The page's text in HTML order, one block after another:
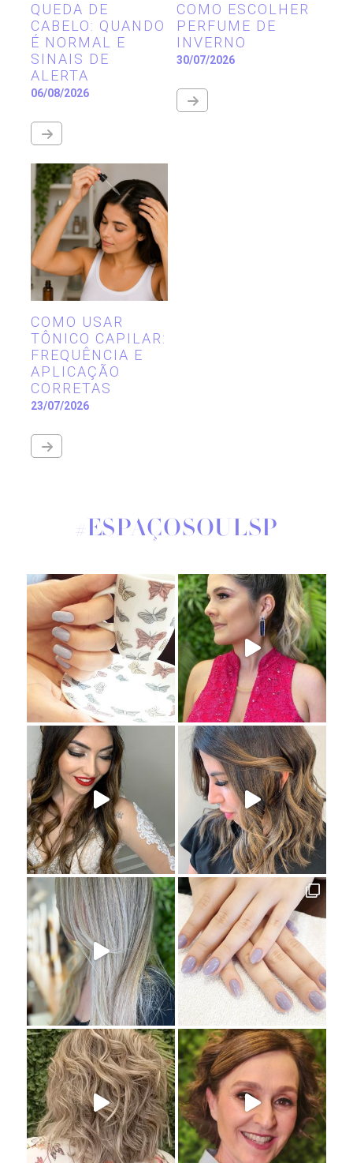
QUEDA DE
CABELO: QUANDO
É NORMAL E
SINAIS DE
ALERTA
06/08/2026
COMO ESCOLHER
PERFUME DE
INVERNO
30/07/2026
COMO USAR
TÔNICO CAPILAR:
FREQUÊNCIA E
APLICAÇÃO
CORRETAS
23/07/2026
#ESPAÇOSOULSP